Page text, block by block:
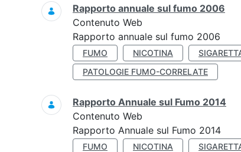
Rapporto annuale sul fumo 2006
Contenuto Web
Rapporto annuale sul fumo 2006
FUMO NICOTINA
PATOLOGIE FUMO-CORRELATE
Rapporto Annuale sul Fumo 2014
Contenuto Web
Rapporto Annuale sul Fumo 2014
FUMO NICOTINA